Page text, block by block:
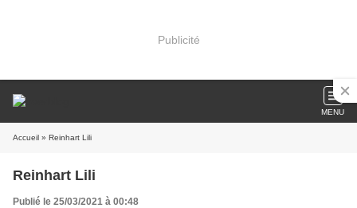
Publicité
MENU
Accueil » Reinhart Lili
Reinhart Lili
Publié le 25/03/2021 à 00:48